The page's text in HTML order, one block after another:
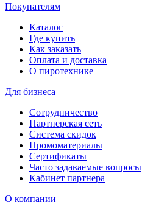
Покупателям
Каталог
Где купить
Как заказать
Оплата и доставка
О пиротехнике
Для бизнеса
Сотрудничество
Партнерская сеть
Система скидок
Промоматериалы
Сертификаты
Часто задаваемые вопросы
Кабинет партнера
О компании